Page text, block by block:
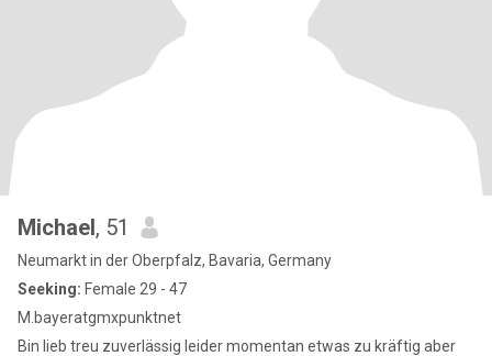
Michael, 51
Neumarkt in der Oberpfalz, Bavaria, Germany
Seeking: Female 29 - 47
M.bayeratgmxpunktnet
Bin lieb treu zuverlässig leider momentan etwas zu kräftig aber